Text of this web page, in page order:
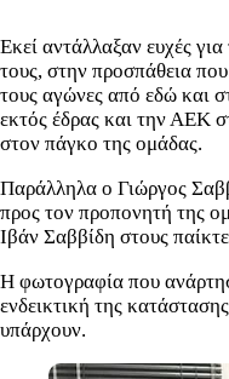
Εκεί αντάλλαξαν ευχές
τους, στην προσπάθεια
τους αγώνες από εδώ και
εκτός έδρας και την ΑΕΚ
στον πάγκο της ομάδας.
Παράλληλα ο Γιώργος
προς τον προπονητή της
Ιβάν Σαββίδη στους
Η φωτογραφία που
ενδεικτική της
υπάρχουν.